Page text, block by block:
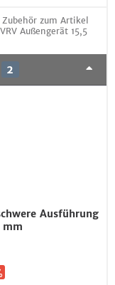
zum Artikel
Außengerät 15,5
2
Ausführung
mm